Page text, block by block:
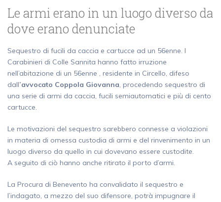
Le armi erano in un luogo diverso da
dove erano denunciate
Sequestro di fucili da caccia e cartucce ad un 56enne. I
Carabinieri di Colle Sannita hanno fatto irruzione
nell’abitazione di un 56enne , residente in Circello, difeso
dall’avvocato Coppola Giovanna, procedendo sequestro di
una serie di armi da caccia, fucili semiautomatici e più di cento
cartucce.
Le motivazioni del sequestro sarebbero connesse a violazioni
in materia di omessa custodia di armi e del rinvenimento in un
luogo diverso da quello in cui dovevano essere custodite.
A seguito di ciò hanno anche ritirato il porto d’armi.
La Procura di Benevento ha convalidato il sequestro e
l’indagato, a mezzo del suo difensore, potrà impugnare il